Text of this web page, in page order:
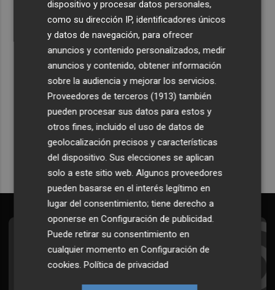
Recibe toda la actualidad de
Plaza Podcast en tu correo
Quiero suscribirme
Suscríbete al Boletín
Todos los días a primera hora en tu email
dispositivo y procesar datos personales,
como su dirección IP, identificadores únicos
y datos de navegación, para ofrecer
anuncios y contenido personalizados, medir
anuncios y contenido, obtener información
sobre la audiencia y mejorar los servicios.
Proveedores de terceros (1913) también
pueden procesar sus datos para estos y
otros fines, incluido el uso de datos de
geolocalización precisos y características
del dispositivo. Sus elecciones se aplican
solo a este sitio web. Algunos proveedores
pueden basarse en el interés legítimo en
lugar del consentimiento; tiene derecho a
oponerse enConfiguración de publicidad.
Puede retirar su consentimiento en
cualquier momento enConfiguración de
cookies.Política de privacidad